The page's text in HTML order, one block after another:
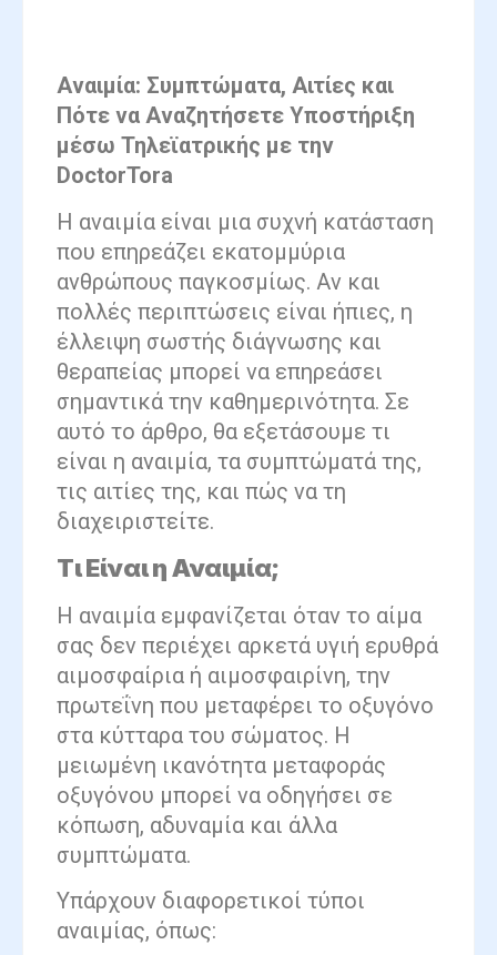
Αναιμία: Συμπτώματα, Αιτίες και
Πότε να Αναζητήσετε Υποστήριξη
μέσω Τηλεϊατρικής με την
DoctorTora
Η αναιμία είναι μια συχνή κατάσταση
που επηρεάζει εκατομμύρια
ανθρώπους παγκοσμίως. Αν και
πολλές περιπτώσεις είναι ήπιες, η
έλλειψη σωστής διάγνωσης και
θεραπείας μπορεί να επηρεάσει
σημαντικά την καθημερινότητα. Σε
αυτό το άρθρο, θα εξετάσουμε τι
είναι η αναιμία, τα συμπτώματά της,
τις αιτίες της, και πώς να τη
διαχειριστείτε.
Τι Είναι η Αναιμία;
Η αναιμία εμφανίζεται όταν το αίμα
σας δεν περιέχει αρκετά υγιή ερυθρά
αιμοσφαίρια ή αιμοσφαιρίνη, την
πρωτεΐνη που μεταφέρει το οξυγόνο
στα κύτταρα του σώματος. Η
μειωμένη ικανότητα μεταφοράς
οξυγόνου μπορεί να οδηγήσει σε
κόπωση, αδυναμία και άλλα
συμπτώματα.
Υπάρχουν διαφορετικοί τύποι
αναιμίας, όπως: